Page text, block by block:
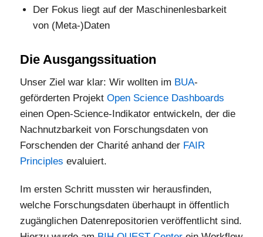
Der Fokus liegt auf der Maschinenlesbarkeit
von (Meta-)Daten
Die Ausgangssituation
Unser Ziel war klar: Wir wollten im BUA-
geförderten ProjektOpen Science Dashboards
einen Open-Science-Indikator entwickeln, der die
Nachnutzbarkeit von Forschungsdaten von
Forschenden der Charité anhand der FAIR
Principles evaluiert.
Im ersten Schritt mussten wir herausfinden,
welche Forschungsdaten überhaupt in öffentlich
zugänglichen Datenrepositorien veröffentlicht sind.